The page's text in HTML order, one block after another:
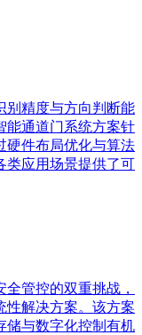
别精度与方向判断能
能通道门系统方案针
硬件布局优化与算法
类应用场景提供了可
管控的双重挑战，
性解决方案。该方案
储与数字化控制有机